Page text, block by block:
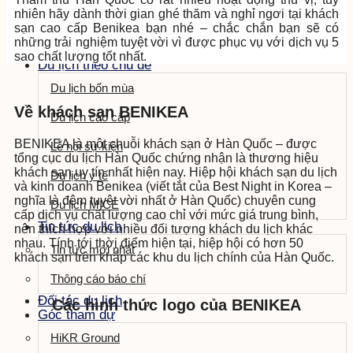
Video quảng bá
Tin tức hữu ích
Du lịch theo chủ đề
Du lịch bốn mùa
Du lịch cao cấp
Lễ hội sự kiện
Du lịch y tế
Du lịch MICE
Tin tức du lịch
Tin tức mới nhất
Thông cáo báo chí
Đối tác du lịch
Góc tham dự
HiKR Ground
nhiên hãy dành thời gian ghé thăm và nghỉ ngơi tại khách
sạn cao cấp Benikea bạn nhé – chắc chắn bạn sẽ có
những trải nghiệm tuyệt vời vì được phục vụ với dịch vụ 5
sao chất lượng tốt nhất.
Về khách sạn BENIKEA
BENIKEA là một chuỗi khách sạn ở Hàn Quốc – được
tổng cục du lịch Hàn Quốc chứng nhận là thương hiệu
khách sạn uy tín nhất hiện nay. Hiệp hội khách sạn du lịch
và kinh doanh Benikea (viết tắt của Best Night in Korea –
nghĩa là đêm tuyệt vời nhất ở Hàn Quốc) chuyên cung
cấp dịch vụ chất lượng cao chỉ với mức giá trung bình,
nên thích hợp với nhiều đối tượng khách du lịch khác
nhau. Tính tới thời điểm hiện tại, hiệp hội có hơn 50
khách sạn trên khắp các khu du lịch chính của Hàn Quốc.
Các hình thức logo của BENIKEA